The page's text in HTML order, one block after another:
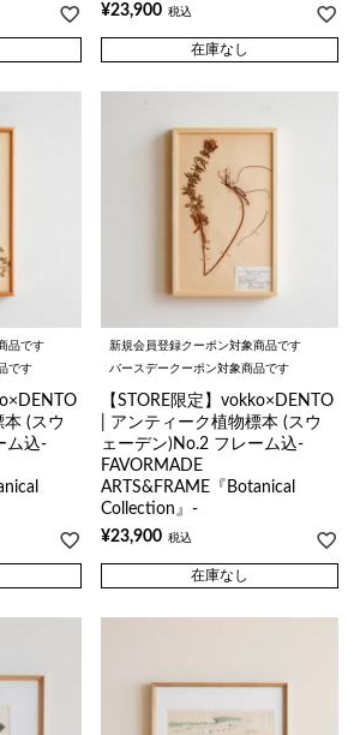
¥23,900 税込
在庫なし
品です
です
本 (スウ
ム込-
新規会員登録クーポン対象商品です
バースデークーポン対象商品です
【STORE限定】vokko×DENTO
| アンティーク植物標本 (スウ
ェーデン)No.2 フレーム込-
FAVORMADE
ARTS&FRAME『Botanical
Collection』-
¥23,900 税込
在庫なし